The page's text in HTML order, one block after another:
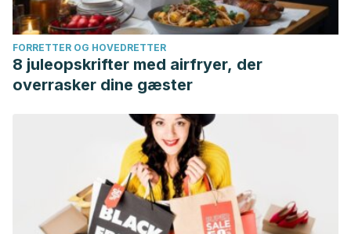
FORRETTER OG HOVEDRETTER
8 juleopskrifter med airfryer, der
overrasker dine gæster